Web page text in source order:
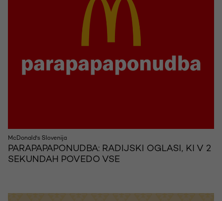
McDonald's Slovenija
PARAPAPAPONUDBA: RADIJSKI OGLASI, KI V 2
SEKUNDAH POVEDO VSE